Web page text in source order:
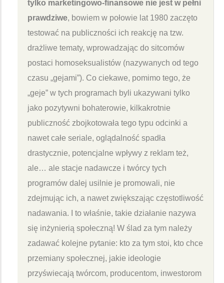
tylko marketingowo-finansowe nie jest w pełni
prawdziwe, bowiem w połowie lat 1980 zaczęto
testować na publiczności ich reakcję na tzw.
drażliwe tematy, wprowadzając do sitcomów
postaci homoseksualistów (nazywanych od tego
czasu „gejami”). Co ciekawe, pomimo tego, że
„geje” w tych programach byli ukazywani tylko
jako pozytywni bohaterowie, kilkakrotnie
publiczność zbojkotowała tego typu odcinki a
nawet całe seriale, oglądalność spadła
drastycznie, potencjalne wpływy z reklam też,
ale… ale stacje nadawcze i twórcy tych
programów dalej usilnie je promowali, nie
zdejmując ich, a nawet zwiększając częstotliwość
nadawania. I to właśnie, takie działanie nazywa
się inżynierią społeczną! W ślad za tym należy
zadawać kolejne pytanie: kto za tym stoi, kto chce
przemiany społecznej, jakie ideologie
przyświecają twórcom, producentom, inwestorom